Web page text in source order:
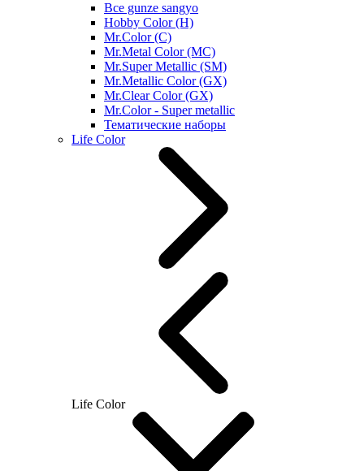
Все gunze sangyo
Hobby Color (H)
Mr.Color (C)
Mr.Metal Color (MC)
Mr.Super Metallic (SM)
Mr.Metallic Color (GX)
Mr.Clear Color (GX)
Mr.Color - Super metallic
Тематические наборы
Life Color
Life Color